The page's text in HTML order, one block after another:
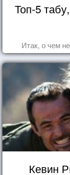
Топ-5
Итак, о чем
Кевин